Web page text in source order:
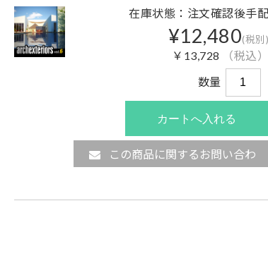
在庫状態：注文確認後手配
¥12,480(税別)
￥13,728
（税込）
数量
この商品に関するお問い合わ